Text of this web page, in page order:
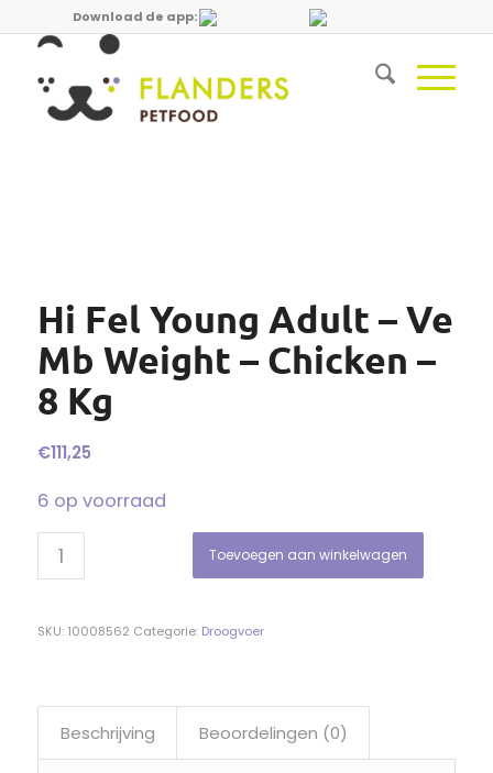
Download de app:
Hi Fel Young Adult – Ve
Mb Weight – Chicken –
8 Kg
€111,25
6 op voorraad
Toevoegen aan winkelwagen
SKU: 10008562 Categorie: Droogvoer
Beschrijving Beoordelingen (0)